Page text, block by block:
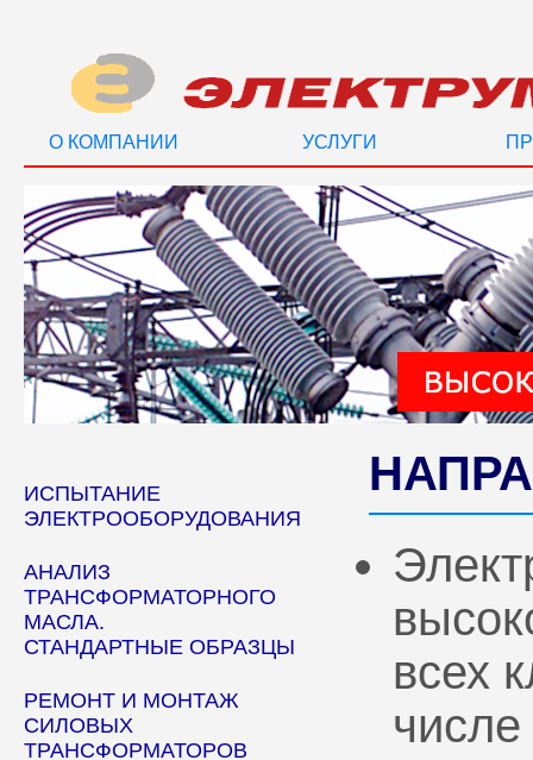
О КОМПАНИИ УСЛУГИ
ИСПЫТАНИЕ
ЭЛЕКТРООБОРУДОВАНИЯ
АНАЛИЗ
ТРАНСФОРМАТОРНОГО
МАСЛА.
СТАНДАРТНЫЕ ОБРАЗЦЫ
РЕМОНТ И МОНТАЖ
СИЛОВЫХ
ТРАНСФОРМАТОРОВ
всех